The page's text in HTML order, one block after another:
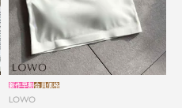
LOWO
新作早割会員価格